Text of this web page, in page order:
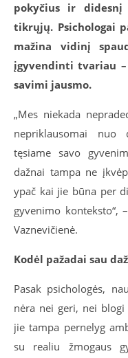
pokyčius ir
tikrųjų. Psichologai
mažina vidinį
įgyvendinti tvariau
savimi jausmo.
„Mes niekada
nepriklausomai nuo
tęsiame savo
dažnai tampa ne
ypač kai jie būna per
gyvenimo konteksto“,
Vaznevičienė.
Kodėl pažadai sau
Pasak psichologės,
nėra nei geri, nei
jie tampa pernelyg
su realiu žmogaus